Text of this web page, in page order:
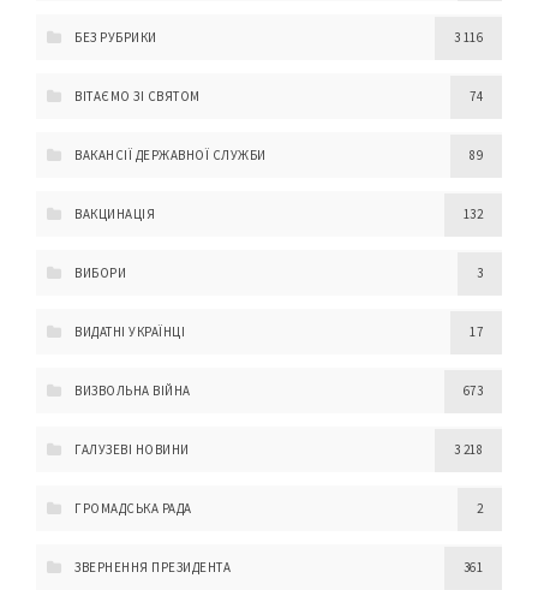
БЕЗ РУБРИКИ 3 116
ВІТАЄМО ЗІ СВЯТОМ 74
ВАКАНСІЇ ДЕРЖАВНОЇ СЛУЖБИ 89
ВАКЦИНАЦІЯ 132
ВИБОРИ 3
ВИДАТНІ УКРАЇНЦІ 17
ВИЗВОЛЬНА ВІЙНА 673
ГАЛУЗЕВІ НОВИНИ 3 218
ГРОМАДСЬКА РАДА 2
ЗВЕРНЕННЯ ПРЕЗИДЕНТА 361